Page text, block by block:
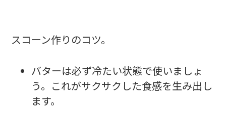
スコーン作りのコツ。
バターは必ず冷たい状態で使いましょ
う。これがサクサクした食感を生み出し
ます。